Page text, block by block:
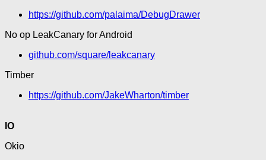
https://github.com/palaima/DebugDrawer
No op LeakCanary for Android
github.com/square/leakcanary
Timber
https://github.com/JakeWharton/timber
IO
Okio